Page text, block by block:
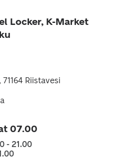
Locker, K-Market
71164 Riistavesi
07.00
- 21.00